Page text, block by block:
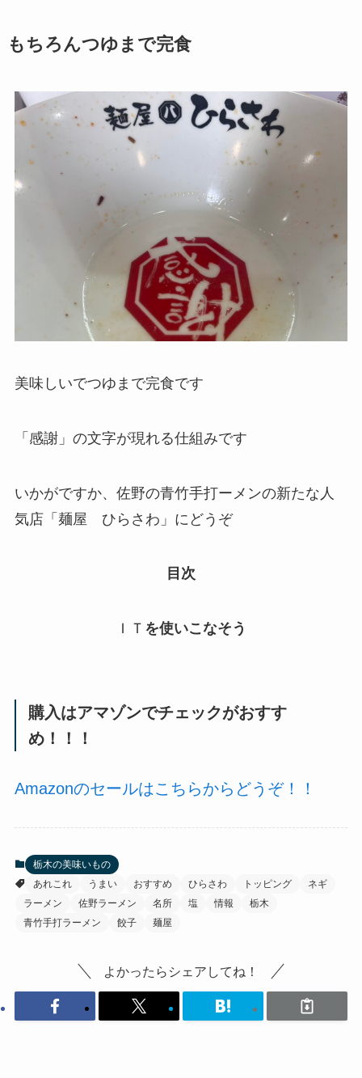
もちろんつゆまで完食
美味しいでつゆまで完食です
「感謝」の文字が現れる仕組みです
いかがですか、佐野の青竹手打ーメンの新たな人
気店「麺屋 ひらさわ」にどうぞ
目次
ＩＴ を使いこなそう
購入はアマゾンでチェックがおすす
め！！！
Amazonのセールはこちらからどうぞ！！
栃木の美味いもの
あれこれ
うまい おすすめ ひらさわ トッピング
ネギ
ラーメン
佐野ラーメン 名所 塩 情報
栃木
青竹手打ラーメン
餃子 麺屋
よかったらシェアしてね！